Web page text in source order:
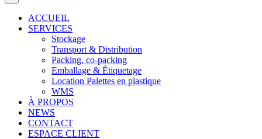
ACCUEIL
SERVICES
Stockage
Transport & Distribution
Packing, co-packing
Emballage & Étiquetage
Location Palettes en plastique
WMS
À PROPOS
NEWS
CONTACT
ESPACE CLIENT